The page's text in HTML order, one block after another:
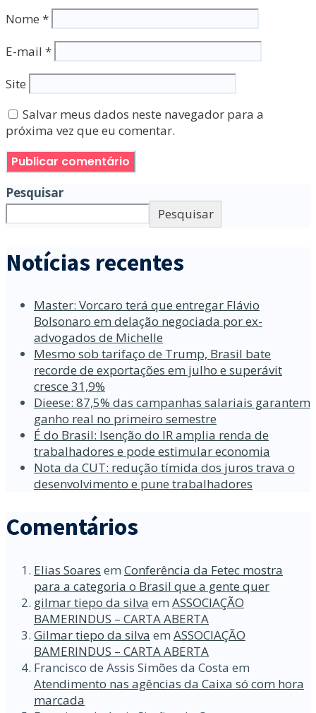
Nome *
E-mail *
Site
Salvar meus dados neste navegador para a
próxima vez que eu comentar.
Pesquisar
Pesquisar
Notícias recentes
Master: Vorcaro terá que entregar Flávio
Bolsonaro em delação negociada por ex-
advogados de Michelle
Mesmo sob tarifaço de Trump, Brasil bate
recorde de exportações em julho e superávit
cresce 31,9%
Dieese: 87,5% das campanhas salariais garantem
ganho real no primeiro semestre
É do Brasil: Isenção do IR amplia renda de
trabalhadores e pode estimular economia
Nota da CUT: redução tímida dos juros trava o
desenvolvimento e pune trabalhadores
Comentários
Elias Soares em Conferência da Fetec mostra
para a categoria o Brasil que a gente quer
gilmar tiepo da silva em ASSOCIAÇÃO
BAMERINDUS – CARTA ABERTA
Gilmar tiepo da silva em ASSOCIAÇÃO
BAMERINDUS – CARTA ABERTA
Francisco de Assis Simões da Costa em
Atendimento nas agências da Caixa só com hora
marcada